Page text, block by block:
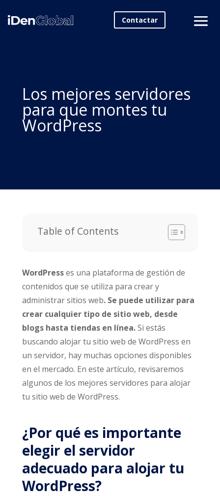
Contactar
Los mejores servidores
para que montes tu
WordPress
Table of Contents
WordPresses una plataforma de gestión de
contenidos que se utiliza para crear y
administrar sitios web. Se puede utilizar para
crear cualquier tipo de sitio web, desde
blogs hasta tiendas en línea.Si estás
buscando alojar tu sitio web de WordPress en
un servidor, hay muchas opciones disponibles
en el mercado. En este artículo, revisaremos
algunos de los mejores servidores para alojar
tu sitio web de WordPress.
¿Por qué es importante
elegir el servidor
adecuado para alojar tu
WordPress?